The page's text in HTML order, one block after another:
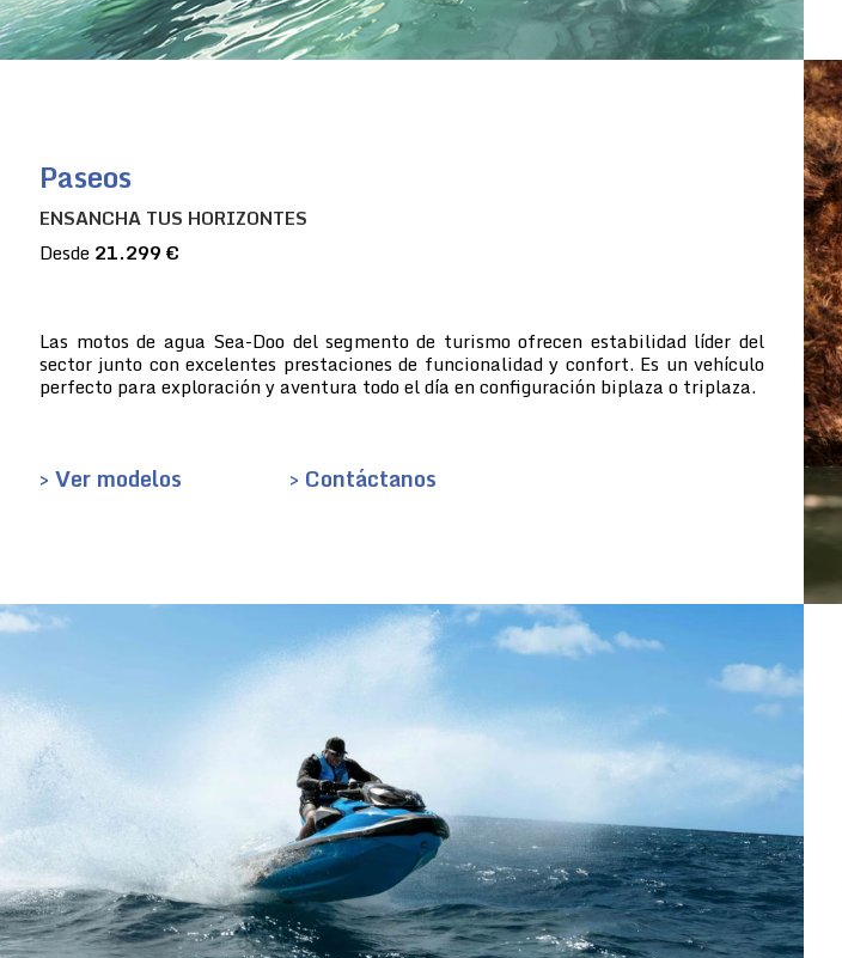
Paseos
ENSANCHA TUS HORIZONTES
Desde 21.299 €
Las motos de agua Sea-Doo del segmento de turismo ofrecen estabilidad líder del
sector junto con excelentes prestaciones de funcionalidad y confort. Es un vehículo
perfecto para exploración y aventura todo el día en configuración biplaza o triplaza.
> Ver modelos > Contáctanos